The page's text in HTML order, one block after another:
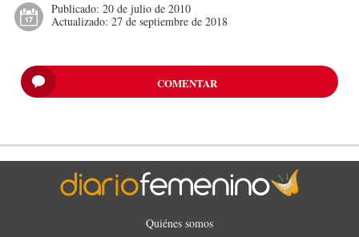
Publicado: 20 de julio de 2010
Actualizado: 27 de septiembre de 2018
COMENTAR
Quiénes somos